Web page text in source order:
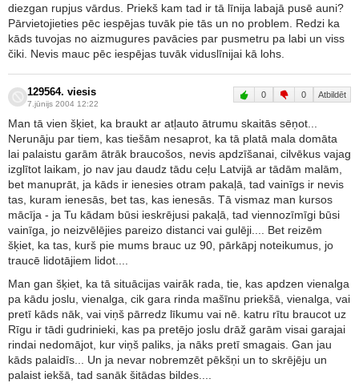
diezgan rupjus vārdus. Priekš kam tad ir tā līnija labajā pusē auni?
Pārvietojieties pēc iespējas tuvāk pie tās un no problem. Redzi ka
kāds tuvojas no aizmugures pavācies par pusmetru pa labi un viss
čiki. Nevis mauc pēc iespējas tuvāk viduslīnijai kā lohs.
129564. viesis
7.jūnijs 2004 12:22
0 0 Atbildēt
Man tā vien šķiet, ka braukt ar atļauto ātrumu skaitās sēņot...
Nerunāju par tiem, kas tiešām nesaprot, ka tā platā mala domāta
lai palaistu garām ātrāk braucošos, nevis apdzīšanai, cilvēkus vajag
izglītot laikam, jo nav jau daudz tādu ceļu Latvijā ar tādām malām,
bet manuprāt, ja kāds ir ienesies otram pakaļā, tad vainīgs ir nevis
tas, kuram ienesās, bet tas, kas ienesās. Tā vismaz man kursos
mācīja - ja Tu kādam būsi ieskrējusi pakaļā, tad viennozīmīgi būsi
vainīga, jo neizvēlējies pareizo distanci vai gulēji.... Bet reizēm
šķiet, ka tas, kurš pie mums brauc uz 90, pārkāpj noteikumus, jo
traucē lidotājiem lidot....
Man gan šķiet, ka tā situācijas vairāk rada, tie, kas apdzen vienalga
pa kādu joslu, vienalga, cik gara rinda mašīnu priekšā, vienalga, vai
pretī kāds nāk, vai viņš pārredz līkumu vai nē. katru rītu braucot uz
Rīgu ir tādi gudrinieki, kas pa pretējo joslu drāž garām visai garajai
rindai nedomājot, kur viņš paliks, ja nāks pretī smagais. Gan jau
kāds palaidīs... Un ja nevar nobremzēt pēkšņi un to skrējēju un
palaist iekšā, tad sanāk šitādas bildes....